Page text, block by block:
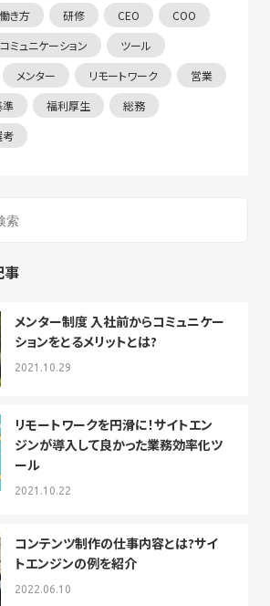
働き方 研修 CEO
COO
コミュニケーション
ツール
メンター リモートワーク
営業
準 福利厚生
総務
考
事
メンター制度 入社前からコミュニケー
ションをとるメリットとは?
2021.10.29
リモートワークを円滑に！サイトエン
ジンが導入して良かった業務効率化ツ
ール
2021.10.22
コンテンツ制作の仕事内容とは?サイ
トエンジンの例を紹介
2022.06.10